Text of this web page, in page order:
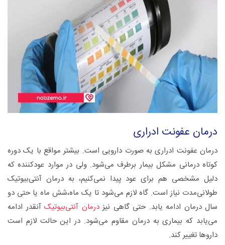
درمان عفونت‌ ادراری
درمان عفونت‌ ادراری به صورت دارویی است. بیشتر مواقع با یک دوره
کوتاه درمانی مشکل بیمار برطرف می‌شود. ولی در موارد عودکننده که
دلیل مشخصی هم برای عود پیدا نمی‌کنیم، به درمان آنتی‌بیوتیک
طولانی‌مدت نیاز است. گاه لازم می‌شود تا یک ماه،شش ماه یا حتی دو
سال درمان ادامه یابد. حتی گاهی نیزدرمان آنتی‌بیوتیک آنقدر ادامه
می‌یابد که بیماری به درمان مقاوم می‌شود. در این حالت لازم است
داروها تغییر کند.